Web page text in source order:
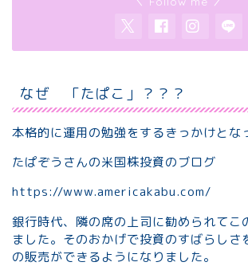
なぜ 「たぱこ」？？？
本格的に運用の勉強をするきっかけとな
たぱぞうさんの米国株投資のブログ
https://www.americakabu.com/
銀行時代、隣の席の上司に勧められてこ
ました。そのおかげで投資のすばらしさ
の販売ができるようになりました。